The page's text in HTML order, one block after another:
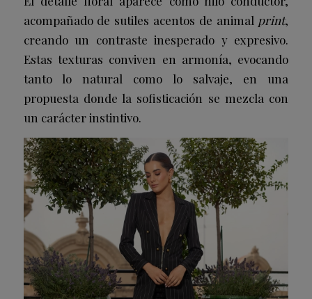
acompañado de sutiles acentos de animal print,
creando un contraste inesperado y expresivo.
Estas texturas conviven en armonía, evocando
tanto lo natural como lo salvaje, en una
propuesta donde la sofisticación se mezcla con
un carácter instintivo.